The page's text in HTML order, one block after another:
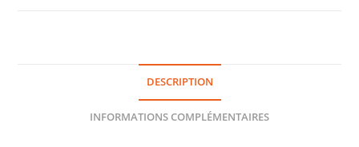
DESCRIPTION
INFORMATIONS COMPLÉMENTAIRES